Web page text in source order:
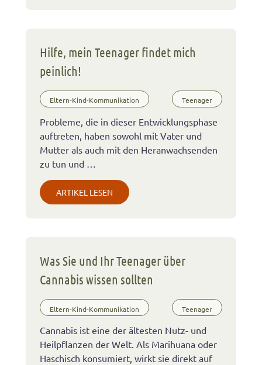
Hilfe, mein Teenager findet mich
peinlich!
Eltern-Kind-Kommunikation Teenager
Probleme, die in dieser Entwicklungsphase
auftreten, haben sowohl mit Vater und
Mutter als auch mit den Heranwachsenden
zu tun und …
ARTIKEL LESEN
Was Sie und Ihr Teenager über
Cannabis wissen sollten
Eltern-Kind-Kommunikation Teenager
Cannabis ist eine der ältesten Nutz- und
Heilpflanzen der Welt. Als Marihuana oder
Haschisch konsumiert, wirkt sie direkt auf